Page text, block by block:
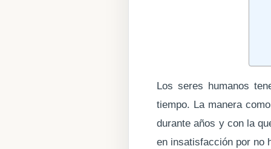
Los seres humanos
tiempo. La manera
durante años y con la
en insatisfacción por no